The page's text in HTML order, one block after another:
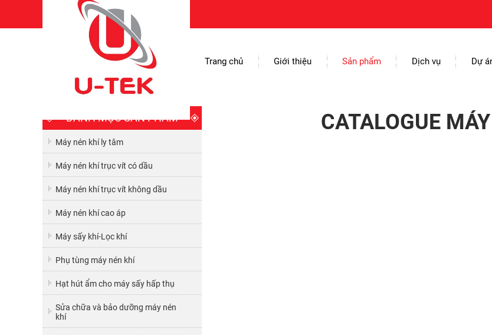
Trang chủ Giới thiệu Sản phẩm Dịch vụ Dự
DANH MỤC SẢN PHẨM
Máy nén khí ly tâm
Máy nén khí trục vít có dầu
Máy nén khí trục vít không dầu
Máy nén khí cao áp
Máy sấy khí-Lọc khí
Phụ tùng máy nén khí
Hạt hút ẩm cho máy sấy hấp thụ
Sửa chữa và bảo dưỡng máy nén
khí
CATALOGUE